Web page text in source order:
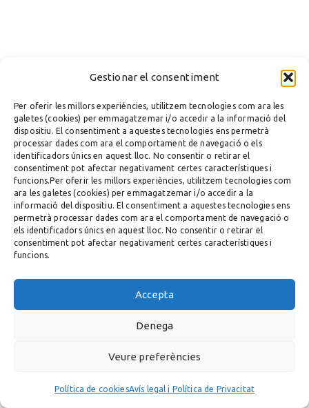
Gestionar el consentiment
Per oferir les millors experiències, utilitzem tecnologies com ara les
galetes (cookies) per emmagatzemar i/o accedir a la informació del
dispositiu. El consentiment a aquestes tecnologies ens permetrà
processar dades com ara el comportament de navegació o els
identificadors únics en aquest lloc. No consentir o retirar el
consentiment pot afectar negativament certes característiques i
funcions.Per oferir les millors experiències, utilitzem tecnologies com
ara les galetes (cookies) per emmagatzemar i/o accedir a la
informació del dispositiu. El consentiment a aquestes tecnologies ens
permetrà processar dades com ara el comportament de navegació o
els identificadors únics en aquest lloc. No consentir o retirar el
consentiment pot afectar negativament certes característiques i
funcions.
Accepta
Denega
Veure preferències
Política de cookiesAvís legal i Política de Privacitat